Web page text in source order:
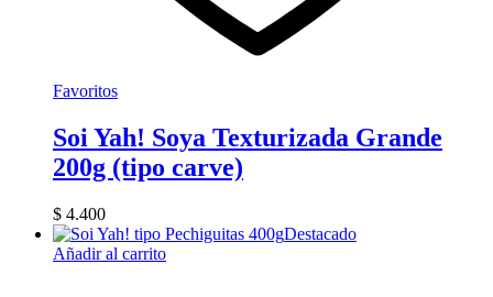
Favoritos
Soi Yah! Soya Texturizada Grande
200g (tipo carve)
$ 4.400
Destacado
Añadir al carrito